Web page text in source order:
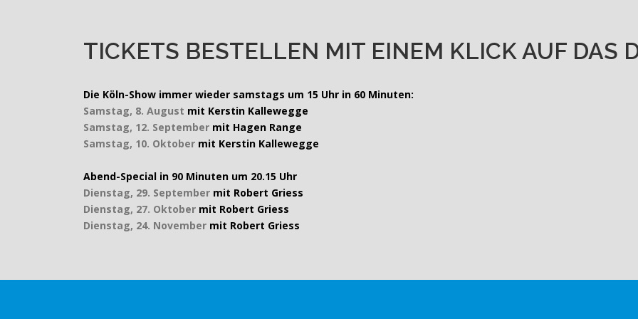
TICKETS BESTELLEN MIT EINEM KLICK AUF DAS
Die Köln-Show immer wieder samstags um 15 Uhr in 60 Minuten:
Samstag, 8. August mit Kerstin Kallewegge
Samstag, 12. September mit Hagen Range
Samstag, 10. Oktober mit Kerstin Kallewegge
Abend-Special in 90 Minuten um 20.15 Uhr
Dienstag, 29. September mit Robert Griess
Dienstag, 27. Oktober mit Robert Griess
Dienstag, 24. November mit Robert Griess